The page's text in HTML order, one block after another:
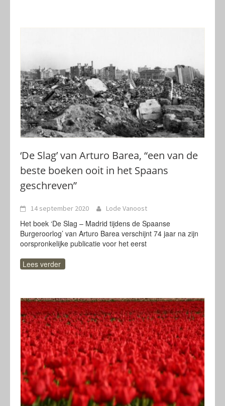
‘De Slag’ van Arturo Barea, “een van de
beste boeken ooit in het Spaans
geschreven”
14 september 2020 Lode Vanoost
Het boek ‘De Slag – Madrid tijdens de Spaanse
Burgeroorlog’ van Arturo Barea verschijnt 74 jaar na zijn
oorspronkelijke publicatie voor het eerst
Lees verder